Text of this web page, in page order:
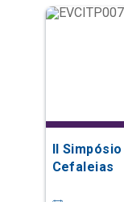
II
Cefaleias